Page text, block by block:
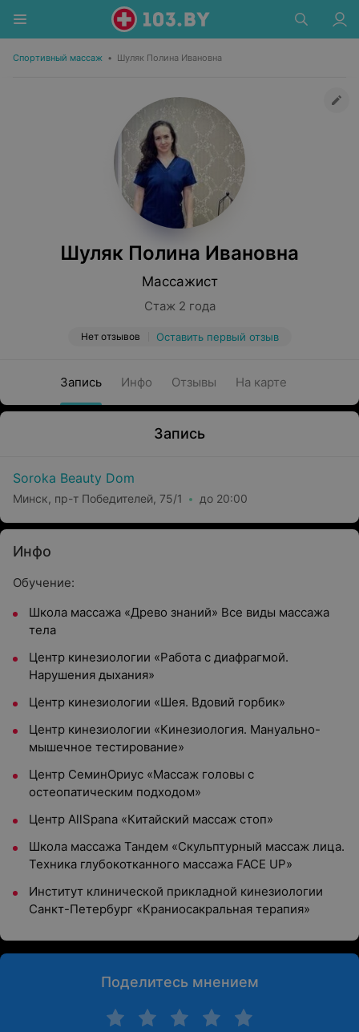
Спортивный массаж • Шуляк Полина Ивановна
Шуляк Полина Ивановна
Массажист
Стаж 2 года
Нет отзывов Оставить первый отзыв
Запись Инфо Отзывы На карте
Запись
Soroka Beauty Dom
Минск, пр-т Победителей, 75/1 до 20:00
Инфо
Обучение:
Школа массажа «Древо знаний» Все виды массажа
тела
Центр кинезиологии «Работа с диафрагмой.
Нарушения дыхания»
Центр кинезиологии «Шея. Вдовий горбик»
Центр кинезиологии «Кинезиология. Мануально-
мышечное тестирование»
Центр СеминОриус «Массаж головы с
остеопатическим подходом»
Центр AllSpana «Китайский массаж стоп»
Школа массажа Тандем «Скульптурный массаж лица.
Техника глубокотканного массажа FACE UP»
Институт клинической прикладной кинезиологии
Санкт-Петербург «Краниосакральная терапия»
Поделитесь мнением